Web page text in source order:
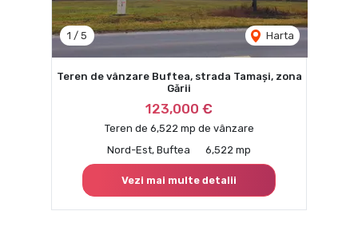
1 / 5 Harta
Teren de vânzare Buftea, strada Tamași, zona
Gării
123,000 €
Teren de 6,522 mp de vânzare
Nord-Est, Buftea
6,522 mp
Vezi mai multe detalii